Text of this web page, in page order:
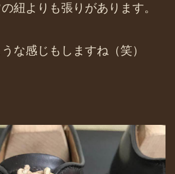
紐よりも張りがあります。
な感じもしますね（笑）